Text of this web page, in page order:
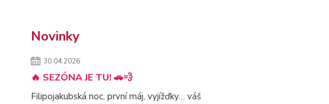
Novinky
30.04.2026
🔥 SEZÓNA JE TU! 🚗💨
Filipojakubská noc, první máj, vyjížďky… váš